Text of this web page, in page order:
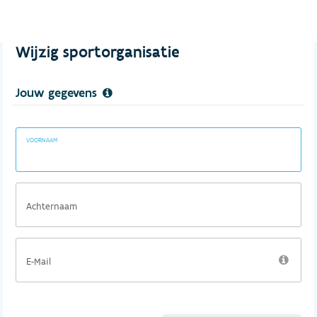
Wijzig sportorganisatie
Jouw gegevens
VOORNAAM
Achternaam
E-Mail